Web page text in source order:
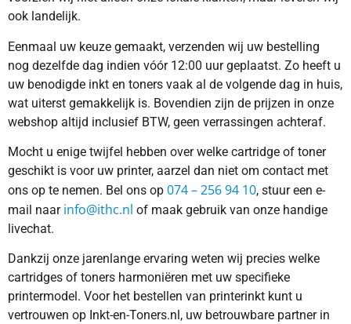
ook landelijk.
Eenmaal uw keuze gemaakt, verzenden wij uw bestelling
nog dezelfde dag indien vóór 12:00 uur geplaatst. Zo heeft u
uw benodigde inkt en toners vaak al de volgende dag in huis,
wat uiterst gemakkelijk is. Bovendien zijn de prijzen in onze
webshop altijd inclusief BTW, geen verrassingen achteraf.
Mocht u enige twijfel hebben over welke cartridge of toner
geschikt is voor uw printer, aarzel dan niet om contact met
ons op te nemen. Bel ons op 074 – 256 94 10, stuur een e-
mail naar info@ithc.nl of maak gebruik van onze handige
livechat.
Dankzij onze jarenlange ervaring weten wij precies welke
cartridges of toners harmoniëren met uw specifieke
printermodel. Voor het bestellen van printerinkt kunt u
vertrouwen op Inkt-en-Toners.nl, uw betrouwbare partner in